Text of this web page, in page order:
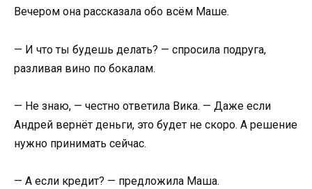
Вечером она рассказала обо всём Маше.
— И что ты будешь делать? — спросила подруга,
разливая вино по бокалам.
— Не знаю, — честно ответила Вика. — Даже если
Андрей вернёт деньги, это будет не скоро. А решение
нужно принимать сейчас.
— А если кредит? — предложила Маша.